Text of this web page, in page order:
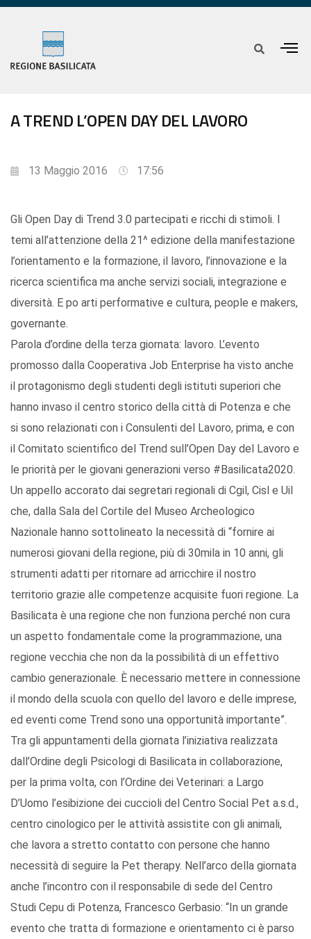
A TREND L’OPEN DAY DEL LAVORO
13 Maggio 2016 17:56
Gli Open Day di Trend 3.0 partecipati e ricchi di stimoli. I
temi all’attenzione della 21^ edizione della manifestazione
l’orientamento e la formazione, il lavoro, l’innovazione e la
ricerca scientifica ma anche servizi sociali, integrazione e
diversità. E po arti performative e cultura, people e makers,
governante.
Parola d’ordine della terza giornata: lavoro. L’evento
promosso dalla Cooperativa Job Enterprise ha visto anche
il protagonismo degli studenti degli istituti superiori che
hanno invaso il centro storico della città di Potenza e che
si sono relazionati con i Consulenti del Lavoro, prima, e con
il Comitato scientifico del Trend sull’Open Day del Lavoro e
le priorità per le giovani generazioni verso #Basilicata2020.
Un appello accorato dai segretari regionali di Cgil, Cisl e Uil
che, dalla Sala del Cortile del Museo Archeologico
Nazionale hanno sottolineato la necessità di “fornire ai
numerosi giovani della regione, più di 30mila in 10 anni, gli
strumenti adatti per ritornare ad arricchire il nostro
territorio grazie alle competenze acquisite fuori regione. La
Basilicata è una regione che non funziona perché non cura
un aspetto fondamentale come la programmazione, una
regione vecchia che non da la possibilità di un effettivo
cambio generazionale. È necessario mettere in connessione
il mondo della scuola con quello del lavoro e delle imprese,
ed eventi come Trend sono una opportunità importante”.
Tra gli appuntamenti della giornata l’iniziativa realizzata
dall’Ordine degli Psicologi di Basilicata in collaborazione,
per la prima volta, con l’Ordine dei Veterinari: a Largo
D’Uomo l’esibizione dei cuccioli del Centro Social Pet a.s.d.,
centro cinologico per le attività assistite con gli animali,
che lavora a stretto contatto con persone che hanno
necessità di seguire la Pet therapy. Nell’arco della giornata
anche l’incontro con il responsabile di sede del Centro
Studi Cepu di Potenza, Francesco Gerbasio: “In un grande
evento che tratta di formazione e orientamento ci è parso